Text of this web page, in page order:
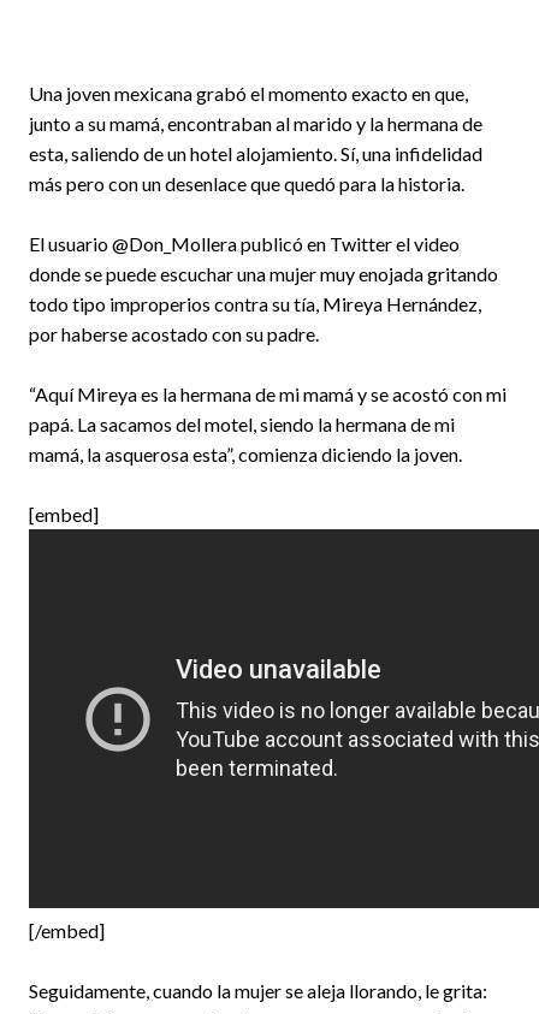
Una joven mexicana grabó el momento exacto en que,
junto a su mamá, encontraban al marido y la hermana de
esta, saliendo de un hotel alojamiento. Sí, una infidelidad
más pero con un desenlace que quedó para la historia.
El usuario @Don_Mollera publicó en Twitter el video
donde se puede escuchar una mujer muy enojada gritando
todo tipo improperios contra su tía, Mireya Hernández,
por haberse acostado con su padre.
“Aquí Mireya es la hermana de mi mamá y se acostó con mi
papá. La sacamos del motel, siendo la hermana de mi
mamá, la asquerosa esta”, comienza diciendo la joven.
[embed]
[/embed]
Seguidamente, cuando la mujer se aleja llorando, le grita: